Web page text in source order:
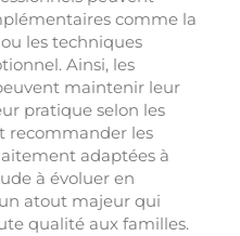
comme la
les techniques
Ainsi, les
maintenir leur
pratique selon les
recommander les
adaptées à
à évoluer en
atout majeur qui
qualité aux familles.